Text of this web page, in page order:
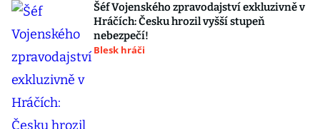
Šéf Vojenského zpravodajství exkluzivně v
Hráčích: Česku hrozil vyšší stupeň
nebezpečí!
Blesk hráči